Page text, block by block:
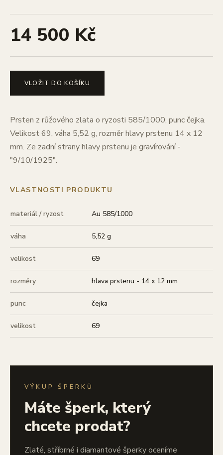
14 500 Kč
VLOŽIT DO KOŠÍKU
Prsten z růžového zlata o ryzosti 585/1000, punc čejka.
Velikost 69, váha 5,52 g, rozměr hlavy prstenu 14 x 12
mm. Ze zadní strany hlavy prstenu je gravírování -
"9/10/1925".
VLASTNOSTI PRODUKTU
materiál / ryzost Au 585/1000
váha 5,52 g
velikost 69
rozměry hlava prstenu - 14 x 12 mm
punc čejka
velikost 69
VÝKUP ŠPERKŮ
Máte šperk, který
chcete prodat?
Zlaté, stříbrné i diamantové šperky oceníme